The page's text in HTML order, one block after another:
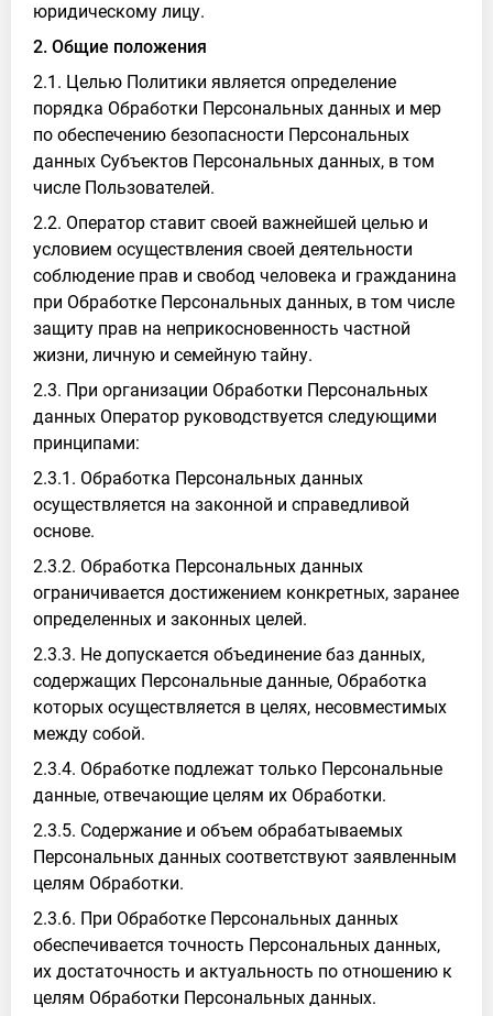
юридическому лицу.
2. Общие положения
2.1. Целью Политики является определение
порядка Обработки Персональных данных и мер
по обеспечению безопасности Персональных
данных Субъектов Персональных данных, в том
числе Пользователей.
2.2. Оператор ставит своей важнейшей целью и
условием осуществления своей деятельности
соблюдение прав и свобод человека и гражданина
при Обработке Персональных данных, в том числе
защиту прав на неприкосновенность частной
жизни, личную и семейную тайну.
2.3. При организации Обработки Персональных
данных Оператор руководствуется следующими
принципами:
2.3.1. Обработка Персональных данных
осуществляется на законной и справедливой
основе.
2.3.2. Обработка Персональных данных
ограничивается достижением конкретных, заранее
определенных и законных целей.
2.3.3. Не допускается объединение баз данных,
содержащих Персональные данные, Обработка
которых осуществляется в целях, несовместимых
между собой.
2.3.4. Обработке подлежат только Персональные
данные, отвечающие целям их Обработки.
2.3.5. Содержание и объем обрабатываемых
Персональных данных соответствуют заявленным
целям Обработки.
2.3.6. При Обработке Персональных данных
обеспечивается точность Персональных данных,
их достаточность и актуальность по отношению к
целям Обработки Персональных данных.